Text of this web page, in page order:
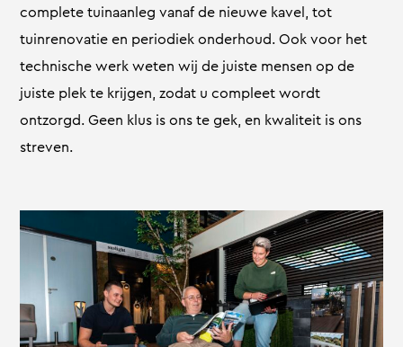
complete tuinaanleg vanaf de nieuwe kavel, tot
tuinrenovatie en periodiek onderhoud. Ook voor het
technische werk weten wij de juiste mensen op de
juiste plek te krijgen, zodat u compleet wordt
ontzorgd. Geen klus is ons te gek, en kwaliteit is ons
streven.